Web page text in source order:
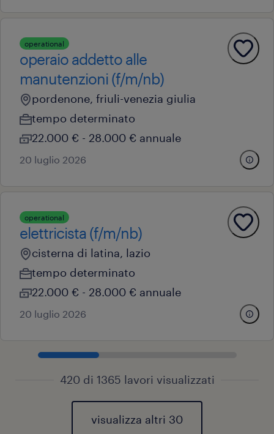
operational
operaio addetto alle
manutenzioni (f/m/nb)
pordenone, friuli-venezia giulia
tempo determinato
22.000 € - 28.000 € annuale
20 luglio 2026
operational
elettricista (f/m/nb)
cisterna di latina, lazio
tempo determinato
22.000 € - 28.000 € annuale
20 luglio 2026
420 di 1365 lavori visualizzati
visualizza altri 30